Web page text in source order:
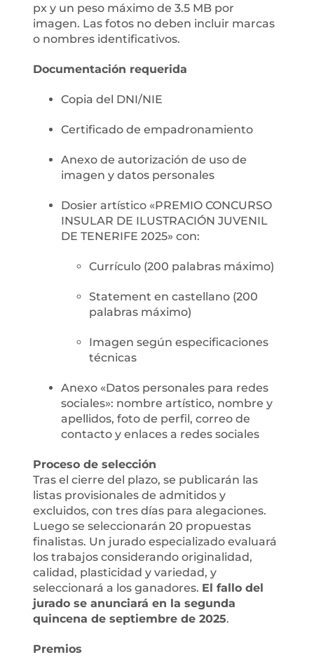
px y un peso máximo de 3.5 MB por
imagen. Las fotos no deben incluir marcas
o nombres identificativos.
Documentación requerida
Copia del DNI/NIE
Certificado de empadronamiento
Anexo de autorización de uso de
imagen y datos personales
Dosier artístico «PREMIO CONCURSO
INSULAR DE ILUSTRACIÓN JUVENIL
DE TENERIFE 2025» con:
Currículo (200 palabras máximo)
Statement en castellano (200
palabras máximo)
Imagen según especificaciones
técnicas
Anexo «Datos personales para redes
sociales»: nombre artístico, nombre y
apellidos, foto de perfil, correo de
contacto y enlaces a redes sociales
Proceso de selección
Tras el cierre del plazo, se publicarán las
listas provisionales de admitidos y
excluidos, con tres días para alegaciones.
Luego se seleccionarán 20 propuestas
finalistas. Un jurado especializado evaluará
los trabajos considerando originalidad,
calidad, plasticidad y variedad, y
seleccionará a los ganadores. El fallo del
jurado se anunciará en la segunda
quincena de septiembre de 2025.
Premios